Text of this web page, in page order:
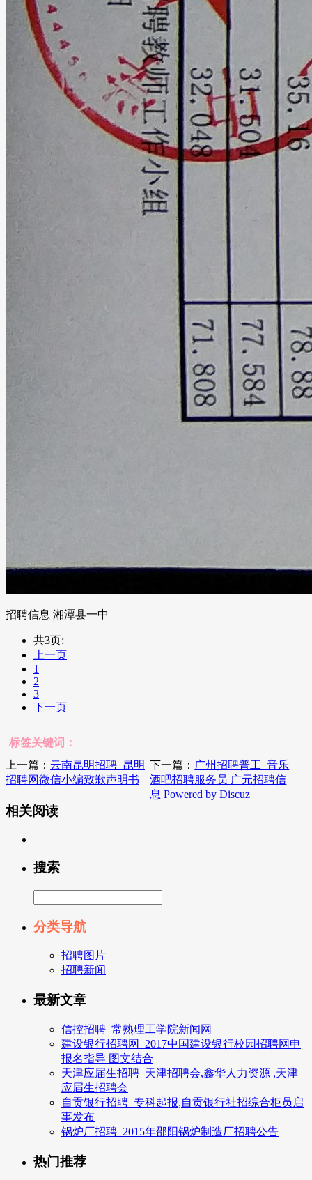
招聘信息 湘潭县一中
共3页:
上一页
1
2
3
下一页
标签关键词：
上一篇： 云南昆明招聘_昆明
招聘网微信小编致歉声明书
下一篇： 广州招聘普工_音乐
酒吧招聘服务员 广元招聘信
息 Powered by Discuz
相关阅读
搜索
分类导航
招聘图片
招聘新闻
最新文章
信控招聘_常熟理工学院新闻网
建设银行招聘网_2017中国建设银行校园招聘网申
报名指导 图文结合
天津应届生招聘_天津招聘会,鑫华人力资源 ,天津
应届生招聘会
自贡银行招聘_专科起报,自贡银行社招综合柜员启
事发布
锅炉厂招聘_2015年邵阳锅炉制造厂招聘公告
热门推荐